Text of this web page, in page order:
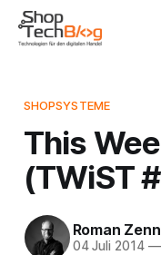
SHOPSYSTEME
This
(TWiST
Roman
04 Juli 2014 —